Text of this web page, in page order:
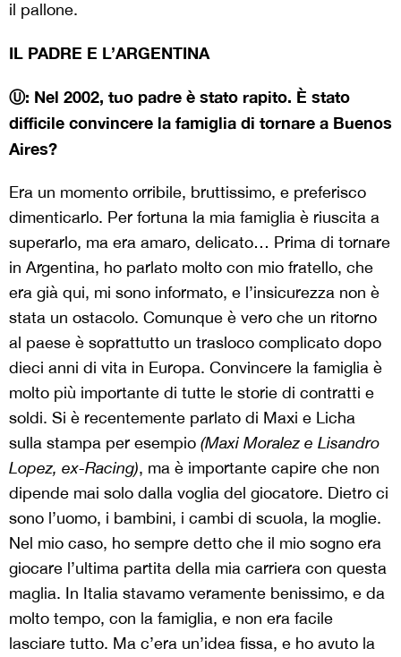
il pallone.
IL PADRE E L’ARGENTINA
Ⓤ: Nel 2002, tuo padre è stato rapito. È stato
difficile convincere la famiglia di tornare a Buenos
Aires?
Era un momento orribile, bruttissimo, e preferisco
dimenticarlo. Per fortuna la mia famiglia è riuscita a
superarlo, ma era amaro, delicato… Prima di tornare
in Argentina, ho parlato molto con mio fratello, che
era già qui, mi sono informato, e l’insicurezza non è
stata un ostacolo. Comunque è vero che un ritorno
al paese è soprattutto un trasloco complicato dopo
dieci anni di vita in Europa. Convincere la famiglia è
molto più importante di tutte le storie di contratti e
soldi. Si è recentemente parlato di Maxi e Licha
sulla stampa per esempio (Maxi Moralez e Lisandro
Lopez, ex-Racing), ma è importante capire che non
dipende mai solo dalla voglia del giocatore. Dietro ci
sono l’uomo, i bambini, i cambi di scuola, la moglie.
Nel mio caso, ho sempre detto che il mio sogno era
giocare l’ultima partita della mia carriera con questa
maglia. In Italia stavamo veramente benissimo, e da
molto tempo, con la famiglia, e non era facile
lasciare tutto. Ma c’era un’idea fissa, e ho avuto la